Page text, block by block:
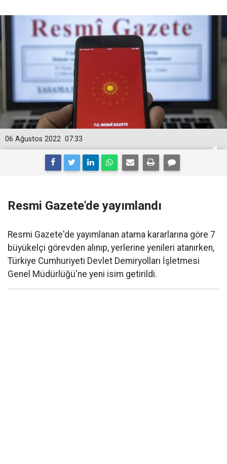
07:33
06 Ağustos 2022
Resmi Gazete'de yayımlandı
Resmi Gazete'de yayımlanan atama kararlarına göre 7
büyükelçi görevden alınıp, yerlerine yenileri atanırken,
Türkiye Cumhuriyeti Devlet Demiryolları İşletmesi
Genel Müdürlüğü'ne yeni isim getirildi.